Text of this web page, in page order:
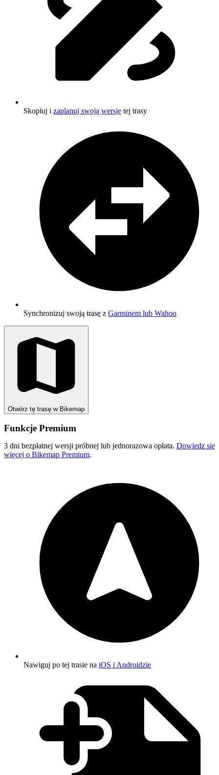
Skopiuj i zaplanuj swoją wersję tej trasy
Synchronizuj swoją trasę z Garminem lub Wahoo
Otwórz tę trasę w Bikemap
Funkcje Premium
3 dni bezpłatnej wersji próbnej lub jednorazowa opłata. Dowiedz się
więcej o Bikemap Premium.
Nawiguj po tej trasie na iOS i Androidzie